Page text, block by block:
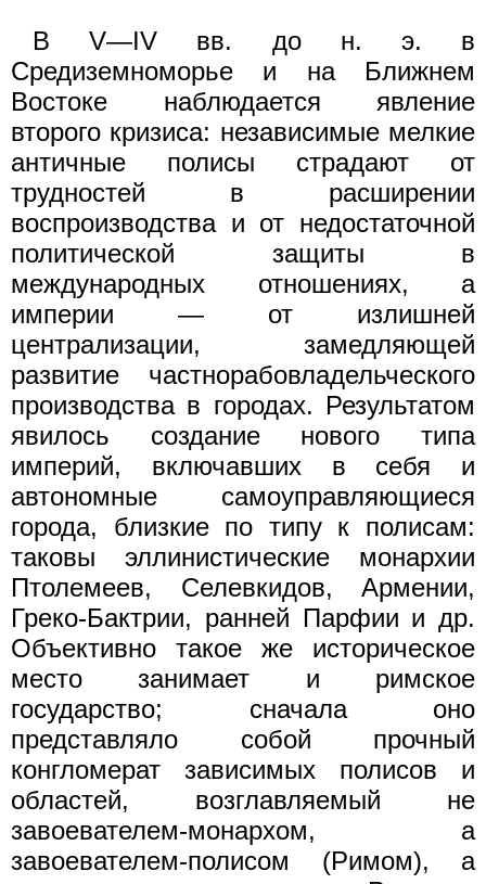
В V—IV вв. до н. э. в
Средиземноморье и на Ближнем
Востоке наблюдается явление
второго кризиса: независимые мелкие
античные полисы страдают от
трудностей в расширении
воспроизводства и от недостаточной
политической защиты в
международных отношениях, а
империи — от излишней
централизации, замедляющей
развитие частнорабовладельческого
производства в городах. Результатом
явилось создание нового типа
империй, включавших в себя и
автономные самоуправляющиеся
города, близкие по типу к полисам:
таковы эллинистические монархии
Птолемеев, Селевкидов, Армении,
Греко-Бактрии, ранней Парфии и др.
Объективно такое же историческое
место занимает и римское
государство; сначала оно
представляло собой прочный
конгломерат зависимых полисов и
областей, возглавляемый не
завоевателем-монархом, а
завоевателем-полисом (Римом), а